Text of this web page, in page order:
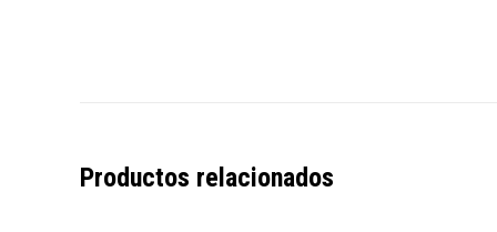
Productos relacionados